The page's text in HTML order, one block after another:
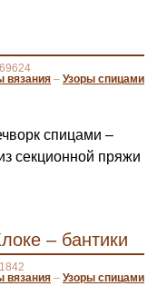
вязания – Узоры спицами
спицами –
секционной пряжи
– бантики
вязания – Узоры спицами